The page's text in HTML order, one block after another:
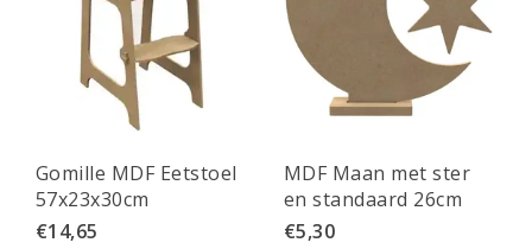
Gomille MDF Eetstoel
57x23x30cm
€14,65
MDF Maan met ster
en standaard 26cm
€5,30